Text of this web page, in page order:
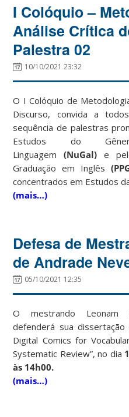
I Colóquio –
Análise Crítica
Palestra 02
10/10/2021 23:32
O I Colóquio de
Discurso, convida a
sequência de palestras
Estudos do
Linguagem(NuGal)e
Graduação em Inglês
concentrados em Estudos
(mais…)
Defesa de
de Andrade
05/10/2021 12:35
O mestrando Leonam
defenderá sua
Digital Comics for
Systematic Review”, no dia
às 14h00.
(mais…)